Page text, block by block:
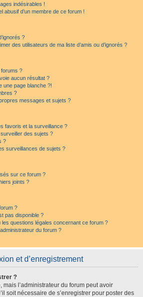
indésirables !
abusif d’un membre de ce forum !
?
des utilisateurs de ma liste d’amis ou d’ignorés ?
?
aucun résultat ?
une page blanche ?!
?
messages et sujets ?
favoris et la surveillance ?
des sujets ?
?
surveillances de sujets ?
sur ce forum ?
joints ?
?
pas disponible ?
questions légales concernant ce forum ?
du forum ?
et d’enregistrement
?
mais l’administrateur du forum peut avoir
soit nécessaire de s’enregistrer pour poster des